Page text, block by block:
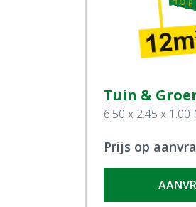
Tuin &
6.50 x 2.45 x 1.00
Prijs op